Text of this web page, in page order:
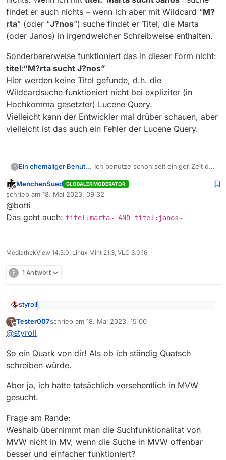
findet er auch nichts – wenn ich aber mit Wildcard “M?
rta” (oder “J?nos”) suche findet er Titel, die Marta
(oder Janos) in irgendwelcher Schreibweise enthalten.
Sonderbarerweise funktioniert das in dieser Form nicht:
titel:“M?rta sucht J?nos”
Hier werden keine Titel gefunde, d.h. die
Wildcardsuche funktioniert nicht bei expliziter (in
Hochkomma gesetzter) Lucene Query.
Vielleicht kann der Entwickler mal drüber schauen, aber
vielleicht ist das auch ein Fehler der Lucene Query.
? Ein ehemaliger Benutzer Ich benutze schon seit einiger Zeit die
(Lucene Search Query
man ja mit Wildcards (“?” und “*”)
Syntax, gezielt nach Thema, Titel oder
Wenn ich nach “
“Janos
suche findet er auch nichts – wenn
ich aber mit Wildcard “
Schreibweise enthalten.
dieser Form nicht:
titel:“M?rta sucht J?nos”
bei expliziter (in Hochkomma
Offline
MenchenSued GLOBALER MODERATOR
schrieb am 18. Mai 2023, 09:32
zuletzt editiert von
@botti
Das geht auch: titel:marta~ AND titel:janos~
MediathekView 14.5.0, Linux Mint 21.3, VLC 3.0.16
? 1 Antwort
styroll
Bereits die Eingabe von Marta genügt, damit die
Was
erwähnte, kann jeder, der lesen kann (es
geht da um die MV-Suche, nicht um die MVW-Suche),
reproduzieren…
T
Offline
Tester007schrieb am 18. Mai 2023, 15:00
zuletzt editiert von
@styroll
So ein Quark von dir! Als ob ich ständig Quatsch
schreiben würde.
Aber ja, ich hatte tatsächlich versehentlich in MVW
gesucht.
Frage am Rande:
Weshalb übernimmt man die Suchfunktionalitat von
MVW nicht in MV, wenn die Suche in MVW offenbar
besser und einfacher funktioniert?